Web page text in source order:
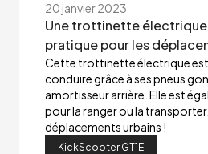
20 janvier 2023
Une trottinette
pratique pour les
Cette trottinette électrique
conduire grâce à ses pneus
amortisseur arrière. Elle est
pour la ranger ou la
déplacements urbains !
KickScooter GT1E